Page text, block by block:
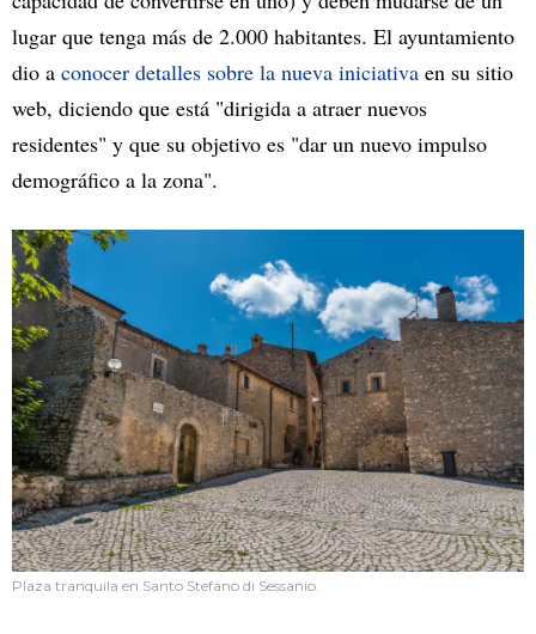
lugar que tenga más de 2.000 habitantes. El ayuntamiento
dio a conocer detalles sobre la nueva iniciativa en su sitio
web, diciendo que está "dirigida a atraer nuevos
residentes" y que su objetivo es "dar un nuevo impulso
demográfico a la zona".
Plaza tranquila en Santo Stefano di Sessanio.